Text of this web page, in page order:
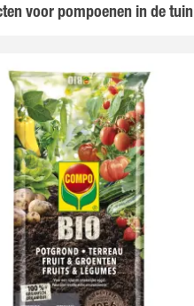
voor pompoenen in de tuin